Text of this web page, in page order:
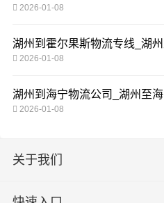
2026-01-08
湖州到霍尔果斯物流专线_湖
2026-01-08
湖州到海宁物流公司_湖州至
2026-01-08
关于我们